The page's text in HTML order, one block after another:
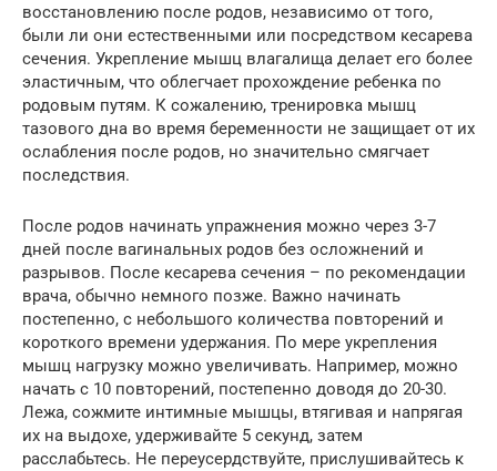
восстановлению после родов, независимо от того,
были ли они естественными или посредством кесарева
сечения. Укрепление мышц влагалища делает его более
эластичным, что облегчает прохождение ребенка по
родовым путям. К сожалению, тренировка мышц
тазового дна во время беременности не защищает от их
ослабления после родов, но значительно смягчает
последствия.
После родов начинать упражнения можно через 3-7
дней после вагинальных родов без осложнений и
разрывов. После кесарева сечения – по рекомендации
врача, обычно немного позже. Важно начинать
постепенно, с небольшого количества повторений и
короткого времени удержания. По мере укрепления
мышц нагрузку можно увеличивать. Например, можно
начать с 10 повторений, постепенно доводя до 20-30.
Лежа, сожмите интимные мышцы, втягивая и напрягая
их на выдохе, удерживайте 5 секунд, затем
расслабьтесь. Не переусердствуйте, прислушивайтесь к